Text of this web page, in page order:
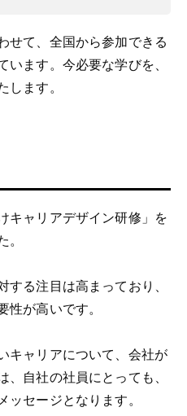
せて、全国から参加できる
います。今必要な学びを、
します。
キャリアデザイン研修」を
。
する注目は高まっており、
性が高いです。
キャリアについて、会社が
、自社の社員にとっても、
ッセージとなります。